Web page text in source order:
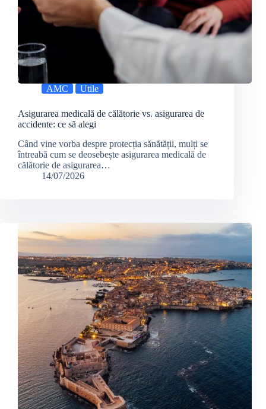
AMC Utile
Asigurarea medicală de călătorie vs. asigurarea de
accidente: ce să alegi
Când vine vorba despre protecția sănătății, mulți se
întreabă cum se deosebește asigurarea medicală de
călătorie de asigurarea…
14/07/2026